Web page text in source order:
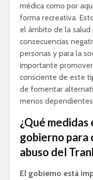
médica como por
forma recreativa.
el ámbito de la
consecuencias
personas y para la
importante
consciente de este
de fomentar
menos
¿Qué
gobierno para
abuso del
El gobierno está